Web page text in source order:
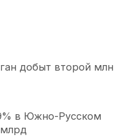
добыт второй млн
в Южно-Русском